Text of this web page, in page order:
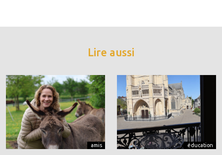
Lire aussi
amis éducation